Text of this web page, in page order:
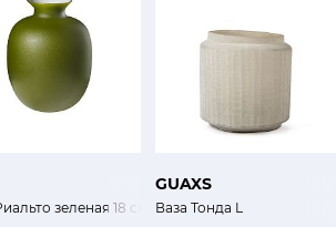
зеленая 18 см
GUAXS
Ваза Тонда L